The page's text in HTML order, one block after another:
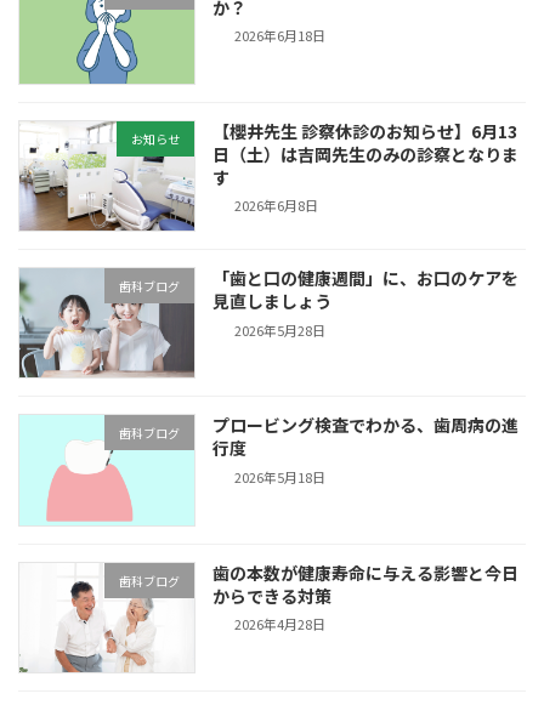
か？
2026年6月18日
お知らせ
【櫻井先生 診察休診のお知らせ】6月13
日（土）は吉岡先生のみの診察となりま
す
2026年6月8日
歯科ブログ
「歯と口の健康週間」に、お口のケアを
見直しましょう
2026年5月28日
歯科ブログ
プロービング検査でわかる、歯周病の進
行度
2026年5月18日
歯科ブログ
歯の本数が健康寿命に与える影響と今日
からできる対策
2026年4月28日